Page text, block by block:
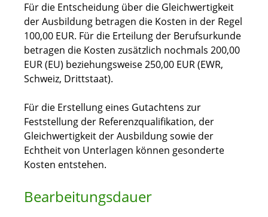
Für die Entscheidung über die Gleichwertigkeit
der Ausbildung betragen die Kosten in der Regel
100,00 EUR. Für die Erteilung der Berufsurkunde
betragen die Kosten zusätzlich nochmals 200,00
EUR (EU) beziehungsweise 250,00 EUR (EWR,
Schweiz, Drittstaat).
Für die Erstellung eines Gutachtens zur
Feststellung der Referenzqualifikation, der
Gleichwertigkeit der Ausbildung sowie der
Echtheit von Unterlagen können gesonderte
Kosten entstehen.
Bearbeitungsdauer